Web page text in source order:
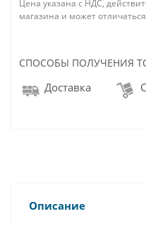
Цена указана с НДС,
магазина и может
СПОСОБЫ ПОЛУЧЕНИЯ
Доставка
Описание